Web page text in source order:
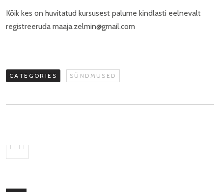
Kõik kes on huvitatud kursusest palume kindlasti eelnevalt
registreeruda maaja.zelmin@gmail.com
CATEGORIES SÜNDMUSED